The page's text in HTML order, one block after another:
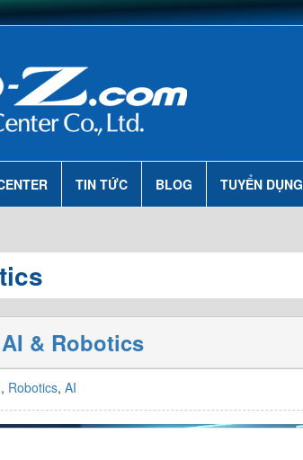
TIN TỨC BLOG TUYỂN DỤNG
& Robotics
, Robotics, AI